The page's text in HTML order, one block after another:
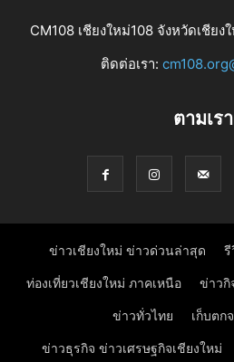
CM108 เชียงใหม่108 จังหวัดเชีย
ติดต่อเรา:
ตามเรา
ข่าวเชียงใหม่ ข่าวด่วนล่าสุด
ท่องเที่ยวเชียงใหม่ ภาคเหนือ ข่าวกิ
ข่าวทั่วไทย เก็บตก
ข่าวธุรกิจ ข่าวเศรษฐกิจเชียงใหม่